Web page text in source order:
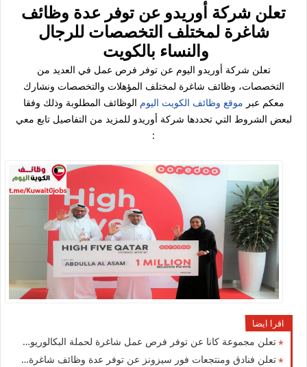
تعلن شركة أوريدو عن توفر عدة وظائف
شاغرة لمختلف التخصصات للرجال
والنساء بالكويت
تعلن شركة أوريدو اليوم عن توفر فرص عمل في العديد من
التخصصات، وظائف شاغرة لمختلف المؤهلات والتخصصات ونشارك
معكم عبر موقع وظائف الكويت اليوم الوظائف المطلوبة وذلك وفقا
لبعض الشروط التي تحددها شركة أوريدو للمزيد من التفاصيل تابع معي
:
اقرا ايضا
تعلن مجموعة كانا عن توفر فرص عمل شاغرة لحملة البكالوريوس في العديد من التخصصات بالكويت
تعلن فنادق ومنتجعات فور سيزونز‏ عن توفر عدة وظائف شاغرة جديدة في العديد من التخصصات في الكويت